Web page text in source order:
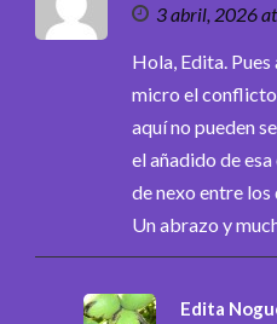
3 abril, 2026
Hola, Edita. Pues
micro el
aquí no pueden
el añadido de
de nexo entre los
Un abrazo y
Edita